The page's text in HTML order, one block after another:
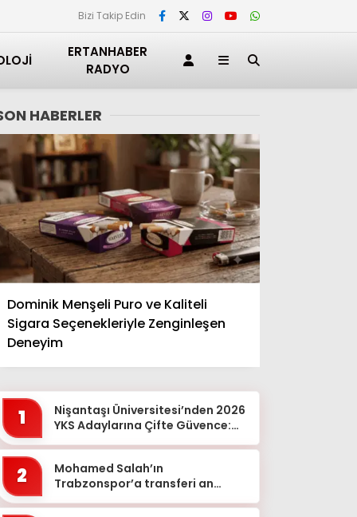
Bizi Takip Edin
ERTANHABER
RADYO
HABERLER
Dominik Menşeli Puro ve Kaliteli
Sigara Seçenekleriyle Zenginleşen
Deneyim
1
Nişantaşı Üniversitesi’nden 2026
YKS Adaylarına Çifte Güvence:
2
Mohamed Salah’ın
Trabzonspor’a transferi an
Adana
Adıyaman
Afyonkarahisar
Ağrı
Aksaray
Amasya
Ankara
Antalya
Ardahan